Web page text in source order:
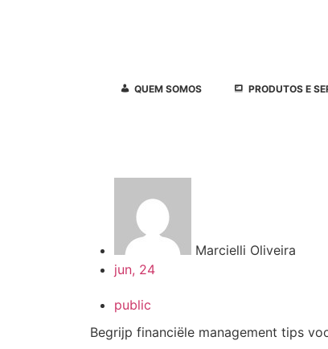
QUEM SOMOS PRODUTOS E
Marcielli Oliveira
jun, 24
public
Begrijp financiële management tips